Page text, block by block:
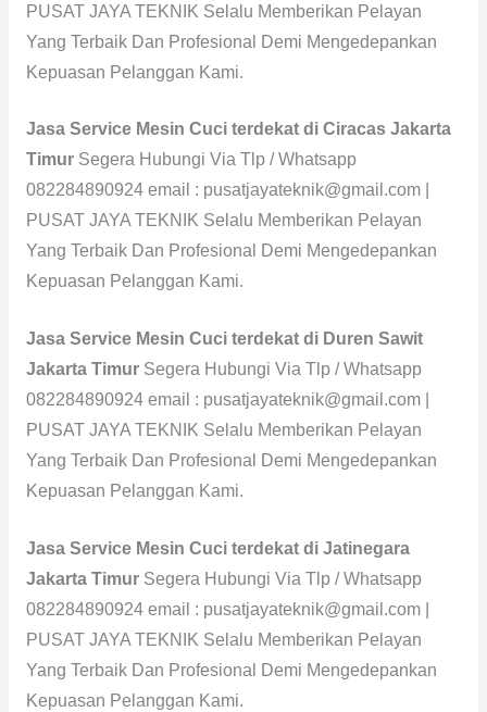
PUSAT JAYA TEKNIK Selalu Memberikan Pelayan
Yang Terbaik Dan Profesional Demi Mengedepankan
Kepuasan Pelanggan Kami.
Jasa Service Mesin Cuci terdekat di Ciracas Jakarta
Timur Segera Hubungi Via Tlp / Whatsapp
082284890924 email : pusatjayateknik@gmail.com |
PUSAT JAYA TEKNIK Selalu Memberikan Pelayan
Yang Terbaik Dan Profesional Demi Mengedepankan
Kepuasan Pelanggan Kami.
Jasa Service Mesin Cuci terdekat di Duren Sawit
Jakarta Timur Segera Hubungi Via Tlp / Whatsapp
082284890924 email : pusatjayateknik@gmail.com |
PUSAT JAYA TEKNIK Selalu Memberikan Pelayan
Yang Terbaik Dan Profesional Demi Mengedepankan
Kepuasan Pelanggan Kami.
Jasa Service Mesin Cuci terdekat di Jatinegara
Jakarta Timur Segera Hubungi Via Tlp / Whatsapp
082284890924 email : pusatjayateknik@gmail.com |
PUSAT JAYA TEKNIK Selalu Memberikan Pelayan
Yang Terbaik Dan Profesional Demi Mengedepankan
Kepuasan Pelanggan Kami.